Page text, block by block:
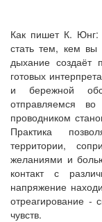
Как пишет К. Юнг:
стать тем, кем вы
дыхание создаёт
готовых
и бережной
отправляемся
проводником
Практика
территории,
желаниями и
контакт с
напряжение
отреагирование -
чувств.